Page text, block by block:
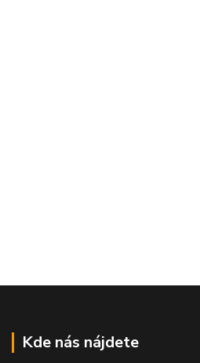
Kde nás nájdete